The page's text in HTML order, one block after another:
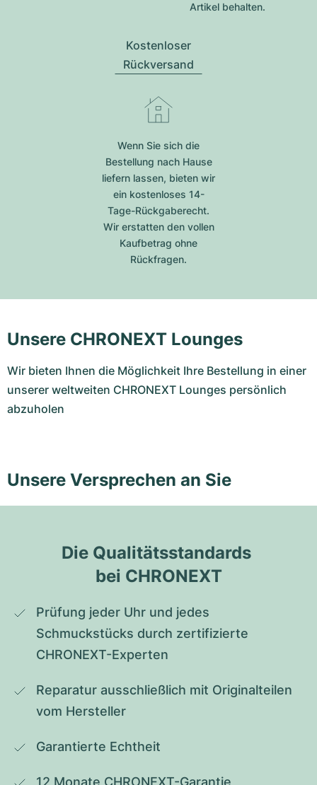
Artikel behalten.
Kostenloser
Rückversand
Wenn Sie sich die
Bestellung nach Hause
liefern lassen, bieten wir
ein kostenloses 14-
Tage-Rückgaberecht.
Wir erstatten den vollen
Kaufbetrag ohne
Rückfragen.
Unsere CHRONEXT Lounges
Wir bieten Ihnen die Möglichkeit Ihre Bestellung in einer
unserer weltweiten CHRONEXT Lounges persönlich
abzuholen
Unsere Versprechen an Sie
Die Qualitätsstandards
bei CHRONEXT
Prüfung jeder Uhr und jedes
Schmuckstücks durch zertifizierte
CHRONEXT-Experten
Reparatur ausschließlich mit Originalteilen
vom Hersteller
Garantierte Echtheit
12 Monate CHRONEXT-Garantie